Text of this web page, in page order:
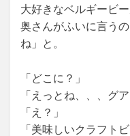
日:
大好きなベルギービ
奥さんがふいに言う
ね」と。
「どこに？」
「えっとね、、、グア
「え？」
「美味しいクラフト